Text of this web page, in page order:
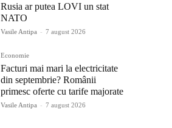
Rusia ar putea LOVI un stat
NATO
Vasile Antipa - 7 august 2026
Economie
Facturi mai mari la electricitate
din septembrie? Românii
primesc oferte cu tarife majorate
Vasile Antipa - 7 august 2026